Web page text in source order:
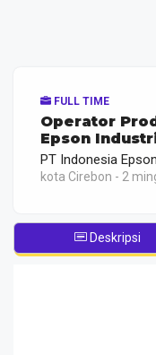
FULL TIME
Operator
Epson
PT Indonesia
kota Cirebon - 2
Deskripsi